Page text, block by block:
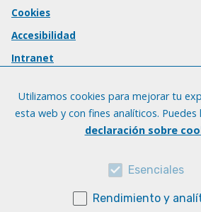
Cookies
Accesibilidad
Intranet
Utilizamos cookies para mejorar tu
esta web y con fines analíticos. Puedes
declaración sobre
Esenciales
Rendimiento y